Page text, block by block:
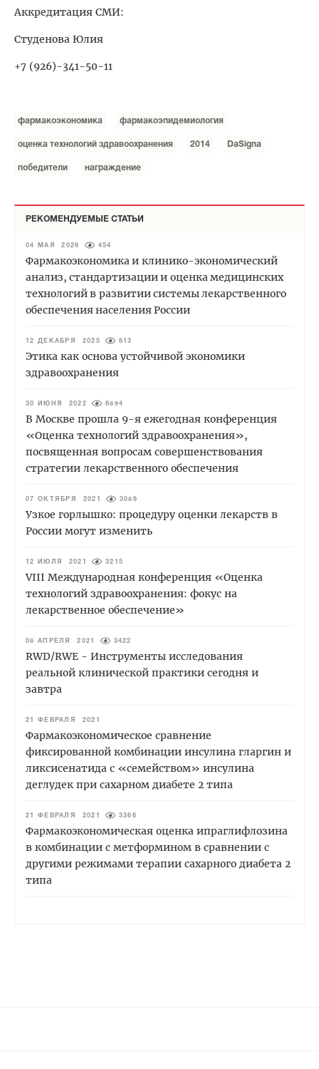
Аккредитация СМИ:
Студенова Юлия
+7 (926)-341-50-11
фармакоэкономика фармакоэпидемиология
оценка технологий здравоохранения 2014 DaSigna
победители награждение
РЕКОМЕНДУЕМЫЕ СТАТЬИ
04 МАЯ 2026 454
Фармакоэкономика и клинико-экономический
анализ, стандартизации и оценка медицинских
технологий в развитии системы лекарственного
обеспечения населения России
12 ДЕКАБРЯ 2025 613
Этика как основа устойчивой экономики
здравоохранения
30 ИЮНЯ 2022 6894
В Москве прошла 9-я ежегодная конференция
«Оценка технологий здравоохранения»,
посвященная вопросам совершенствования
стратегии лекарственного обеспечения
07 ОКТЯБРЯ 2021 3086
Узкое горлышко: процедуру оценки лекарств в
России могут изменить
12 ИЮЛЯ 2021 3215
VIII Международная конференция «Оценка
технологий здравоохранения: фокус на
лекарственное обеспечение»
08 АПРЕЛЯ 2021 3422
RWD/RWE - Инструменты исследования
реальной клинической практики сегодня и
завтра
21 ФЕВРАЛЯ 2021
Фармакоэкономическое сравнение
фиксированной комбинации инсулина гларгин и
ликсисенатида с «семейством» инсулина
деглудек при сахарном диабете 2 типа
21 ФЕВРАЛЯ 2021 3366
Фармакоэкономическая оценка ипраглифлозина
в комбинации с метформином в сравнении с
другими режимами терапии сахарного диабета 2
типа